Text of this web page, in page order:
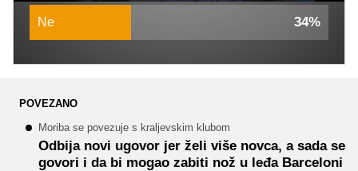
Ne 34%
POVEZANO
Moriba se povezuje s kraljevskim klubom
Odbija novi ugovor jer želi više novca, a sada se
govori i da bi mogao zabiti nož u leđa Barceloni